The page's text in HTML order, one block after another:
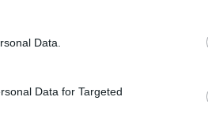
Data.
Data for Targeted